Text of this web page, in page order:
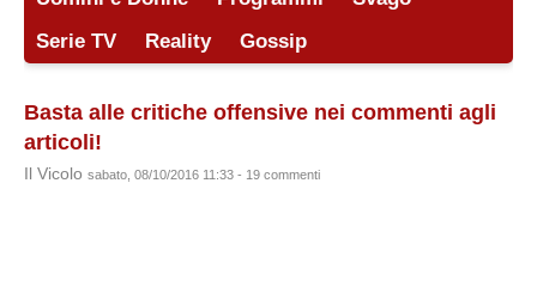
Serie TV
Reality Gossip
Basta alle critiche offensive nei commenti agli
articoli!
Il Vicolo sabato, 08/10/2016 11:33 - 19 commenti